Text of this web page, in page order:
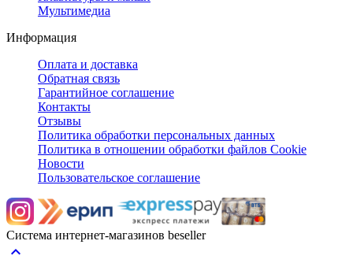
Мультимедиа
Информация
Оплата и доставка
Обратная связь
Гарантийное соглашение
Контакты
Отзывы
Политика обработки персональных данных
Политика в отношении обработки файлов Cookie
Новости
Пользовательское соглашение
Система интернет-магазинов beseller
keyboard_arrow_up